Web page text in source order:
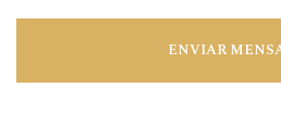
ENVIAR